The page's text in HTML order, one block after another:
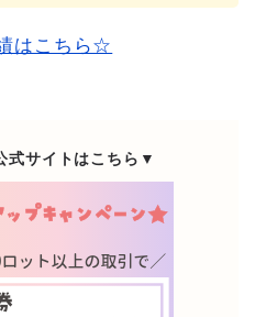
はこちら☆
式サイトはこちら▼